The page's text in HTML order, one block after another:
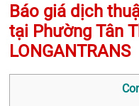
Báo giá dịch
tại Phường Tân
LONGANTRANS